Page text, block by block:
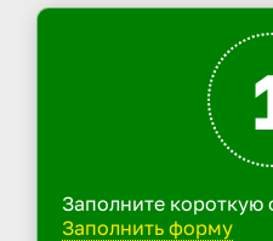
Заполните короткую
Заполнить форму